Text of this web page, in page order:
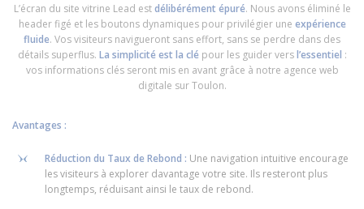
L’écran du site vitrine Lead estdélibérément épuré. Nous avons éliminé le
header figé et les boutons dynamiques pour privilégier une expérience
fluide. Vos visiteurs navigueront sans effort, sans se perdre dans des
détails superflus. La simplicité est la clé pour les guider versl’essentiel :
vos informations clés seront mis en avant grâce à notre agence web
digitale sur Toulon.
Avantages :
Réduction du Taux de Rebond : Une navigation intuitive encourage
les visiteurs à explorer davantage votre site. Ils resteront plus
longtemps, réduisant ainsi le taux de rebond.